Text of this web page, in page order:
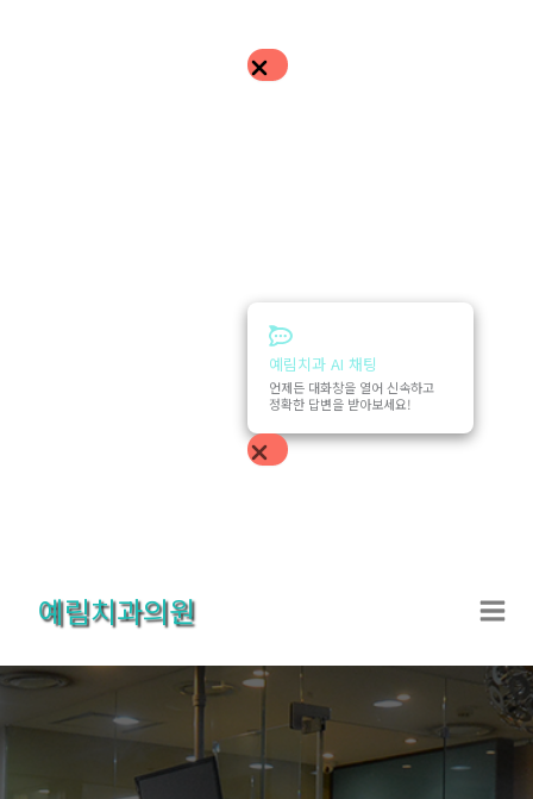
예림치과 AI 채팅
언제든 대화창을 열어 신속하고
정확한 답변을 받아보세요!
건
기
예림치과의원